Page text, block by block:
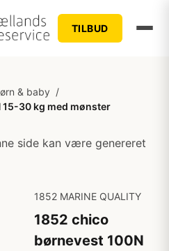
TILBUD
& baby /
30 kg med mønster
side kan være genereret
1852 MARINE QUALITY
1852 chico
børnevest 100N